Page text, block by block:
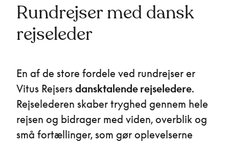
Rundrejser med dansk
rejseleder
En af de store fordele ved rundrejser er
Vitus Rejsers dansktalende rejseledere.
Rejselederen skaber tryghed gennem hele
rejsen og bidrager med viden, overblik og
små fortællinger, som gør oplevelserne